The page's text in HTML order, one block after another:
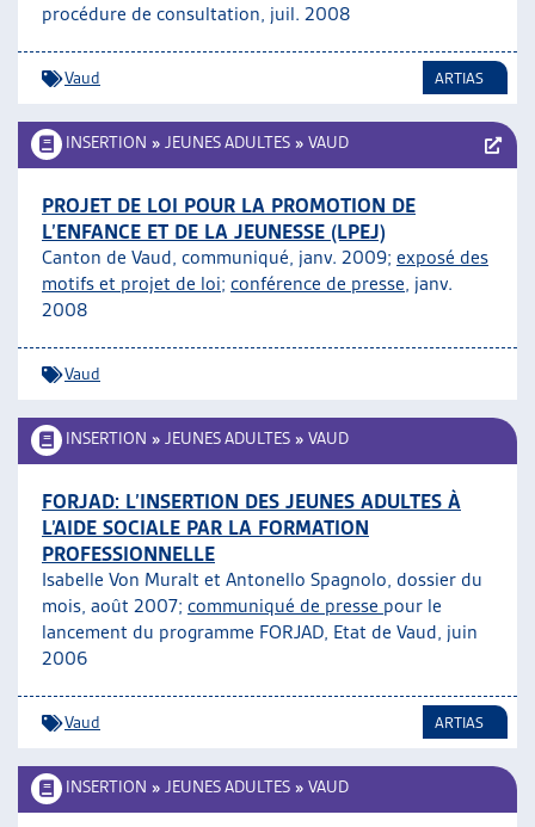
procédure de consultation, juil. 2008
Vaud ARTIAS
INSERTION » JEUNES ADULTES » VAUD
PROJET DE LOI POUR LA PROMOTION DE
L’ENFANCE ET DE LA JEUNESSE (LPEJ)
Canton de Vaud, communiqué, janv. 2009; exposé des
motifs et projet de loi; conférence de presse, janv.
2008
Vaud
INSERTION » JEUNES ADULTES » VAUD
FORJAD: L’INSERTION DES JEUNES ADULTES À
L’AIDE SOCIALE PAR LA FORMATION
PROFESSIONNELLE
Isabelle Von Muralt et Antonello Spagnolo, dossier du
mois, août 2007; communiqué de presse pour le
lancement du programme FORJAD, Etat de Vaud, juin
2006
Vaud ARTIAS
INSERTION » JEUNES ADULTES » VAUD